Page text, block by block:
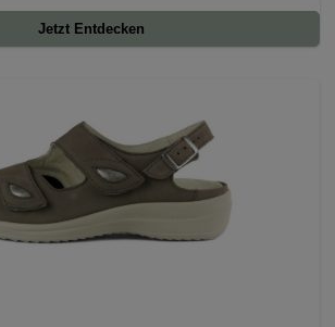
Jetzt Entdecken